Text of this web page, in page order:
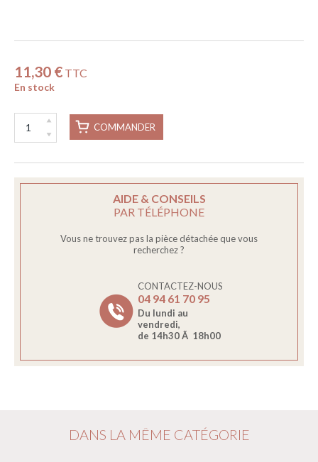
11,30 € TTC
En stock
COMMANDER
AIDE & CONSEILS
PAR TÉLÉPHONE
Vous ne trouvez pas la pièce détachée que vous
recherchez ?
CONTACTEZ-NOUS
04 94 61 70 95
Du lundi au
vendredi,
de 14h30 Ã 18h00
DANS LA MÊME CATÉGORIE